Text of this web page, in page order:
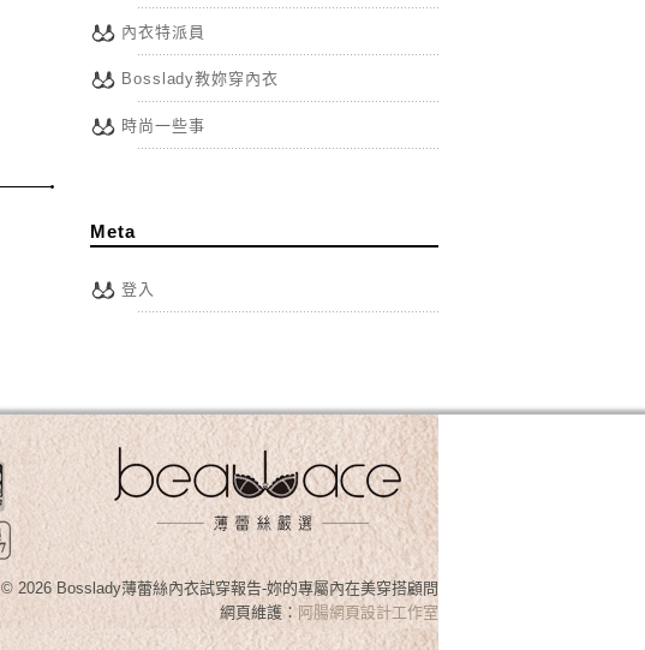
內衣特派員
Bosslady教妳穿內衣
時尚一些事
Meta
登入
© 2026 Bosslady薄蕾絲內衣試穿報告-妳的專屬內在美穿搭顧問
網頁維護： 阿腸網頁設計工作室